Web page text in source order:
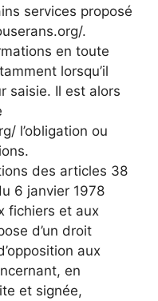
services proposé
.
en toute
lorsqu’il
saisie. Il est alors
l’obligation ou
des articles 38
6 janvier 1978
fichiers et aux
d’un droit
aux
en
et signée,